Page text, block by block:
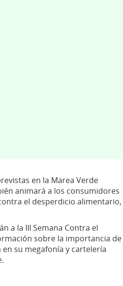
en la Marea Verde
animará a los consumidores
el desperdicio alimentario,
a la III Semana Contra el
sobre la importancia de
su megafonía y cartelería